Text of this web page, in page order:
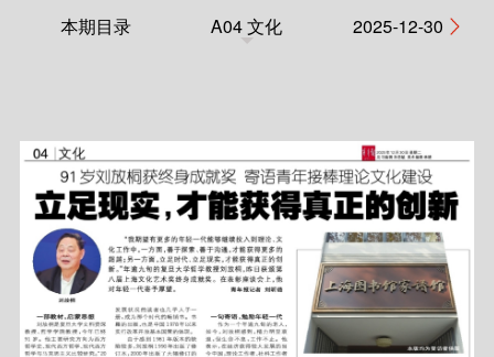
本期目录 A04 文化 2025-12-30